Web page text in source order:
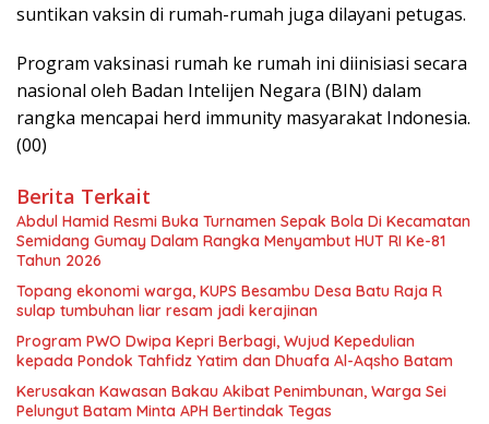
suntikan vaksin di rumah-rumah juga dilayani petugas.
Program vaksinasi rumah ke rumah ini diinisiasi secara
nasional oleh Badan Intelijen Negara (BIN) dalam
rangka mencapai herd immunity masyarakat Indonesia.
(00)
Berita Terkait
Abdul Hamid Resmi Buka Turnamen Sepak Bola Di Kecamatan
Semidang Gumay Dalam Rangka Menyambut HUT RI Ke-81
Tahun 2026
Topang ekonomi warga, KUPS Besambu Desa Batu Raja R
sulap tumbuhan liar resam jadi kerajinan
Program PWO Dwipa Kepri Berbagi, Wujud Kepedulian
kepada Pondok Tahfidz Yatim dan Dhuafa Al-Aqsho Batam
Kerusakan Kawasan Bakau Akibat Penimbunan, Warga Sei
Pelungut Batam Minta APH Bertindak Tegas